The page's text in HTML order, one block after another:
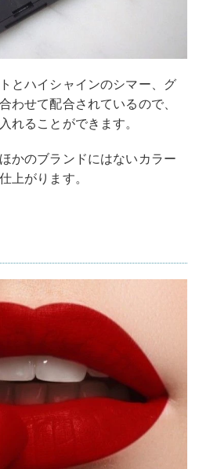
とハイシャインのシマー、グ
わせて配合されているので、
れることができます。
かのブランドにはないカラー
上がります。